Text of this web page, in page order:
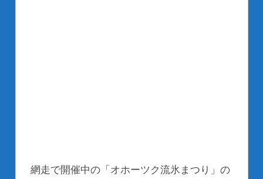
網走で開催中の「オホーツク流氷まつり」の